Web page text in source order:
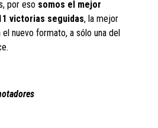
por eso somos el mejor
victorias seguidas, la mejor
nuevo formato, a sólo una del